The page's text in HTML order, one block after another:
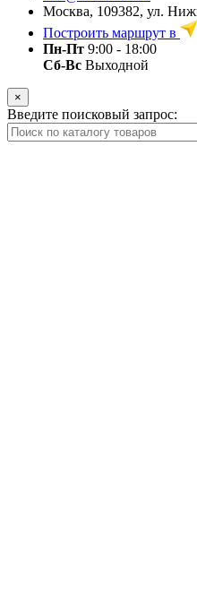
Москва, 109382, ул.
Построить маршрут в
Пн-Пт 9:00 - 18:00
Сб-Вс Выходной
×
Введите поисковый запрос: